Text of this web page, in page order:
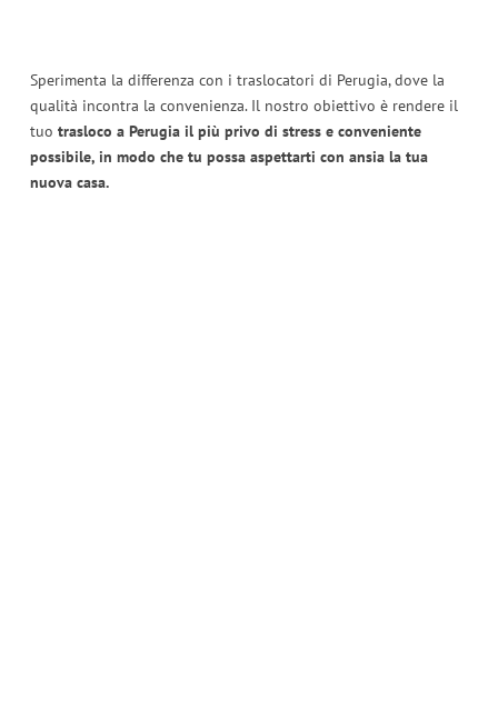
Sperimenta la differenza con i traslocatori di Perugia, dove la
qualità incontra la convenienza. Il nostro obiettivo è rendere il
tuo trasloco a Perugia il più privo di stress e conveniente
possibile, in modo che tu possa aspettarti con ansia la tua
nuova casa.